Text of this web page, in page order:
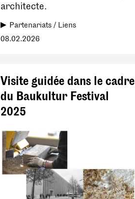
architecte.
Partenariats / Liens
08.02.2026
Visite guidée dans le cadre
du Baukultur Festival
2025